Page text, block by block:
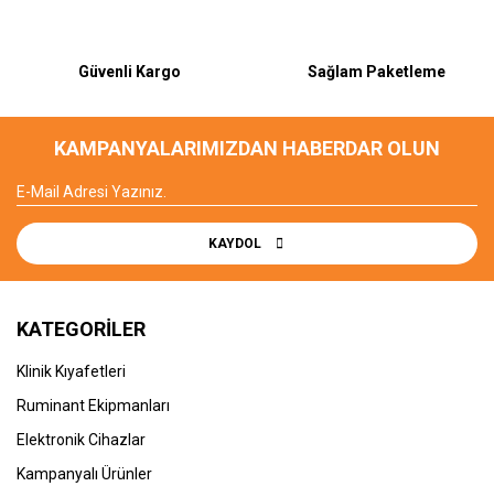
Güvenli Kargo Sağlam Paketleme
KAMPANYALARIMIZDAN HABERDAR OLUN
KAYDOL
KATEGORİLER
Klinik Kıyafetleri
Ruminant Ekipmanları
Elektronik Cihazlar
Kampanyalı Ürünler